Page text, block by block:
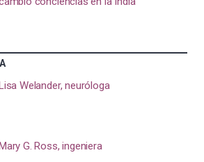
Welander, neuróloga
Mary G. Ross, ingeniera